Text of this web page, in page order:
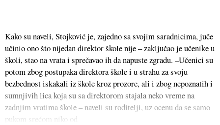
Kako su naveli, Stojković je, zajedno sa svojim saradnicima, juče
učinio ono što nijedan direktor škole nije – zaključao je učenike u
školi, stao na vrata i sprečavao ih da napuste zgradu. –Učenici su
potom zbog postupaka direktora škole i u strahu za svoju
bezbednost iskakali iz škole kroz prozore, ali i zbog nepoznatih i
sumnjivih lica koja su sa direktorom stajala neko vreme na
zadnjim vratima škole – naveli su roditelji, uz ocenu da se samo
pukom srećom niko od